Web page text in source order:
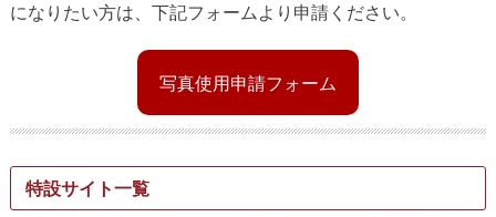
になりたい方は、下記フォームより申請ください。
写真使用申請フォーム
特設サイト一覧